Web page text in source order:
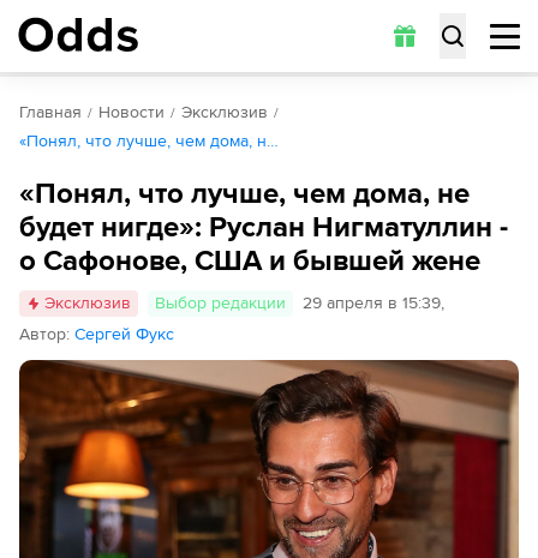
Главная Новости
Эксклюзив
«Понял, что лучше, чем дома, н…
«Понял, что лучше, чем дома, не
будет нигде»: Руслан Нигматуллин -
о Сафонове, США и бывшей жене
Эксклюзив Выбор редакции 29 апреля в 15:39,
Автор: Сергей Фукс